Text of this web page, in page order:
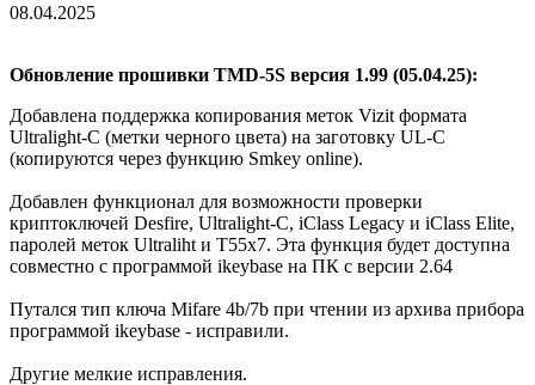
08.04.2025
Обновление прошивки TMD-5S версия 1.99 (05.04.25):
Добавлена поддержка копирования меток Vizit формата
Ultralight-C (метки черного цвета) на заготовку UL-C
(копируются через функцию Smkey online).
Добавлен функционал для возможности проверки
криптоключей Desfire, Ultralight-C, iClass Legacy и iClass Elite,
паролей меток Ultraliht и T55x7. Эта функция будет доступна
совместно с программой ikeybase на ПК c версии 2.64
Путался тип ключа Mifare 4b/7b при чтении из архива прибора
программой ikeybase - исправили.
Другие мелкие исправления.